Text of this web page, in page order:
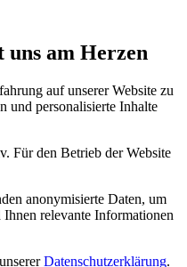
am Herzen
auf unserer Website zu
und personalisierte Inhalte
Für den Betrieb der Website
anonymisierte Daten, um
relevante Informationen
Datenschutzerklärung.